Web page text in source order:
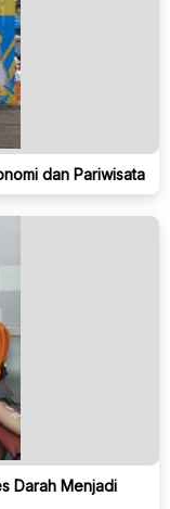
dan Pariwisata
Darah Menjadi